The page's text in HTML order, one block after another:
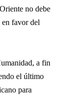
no debe
en favor del
a fin
el último
para